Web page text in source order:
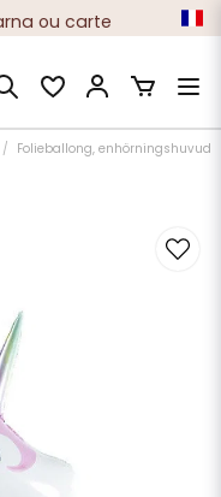
ou carte
satisfaits
Folieballong, enhörningshuvud